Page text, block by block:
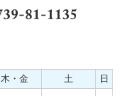
木・金 土 日